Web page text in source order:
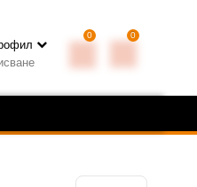
0 0